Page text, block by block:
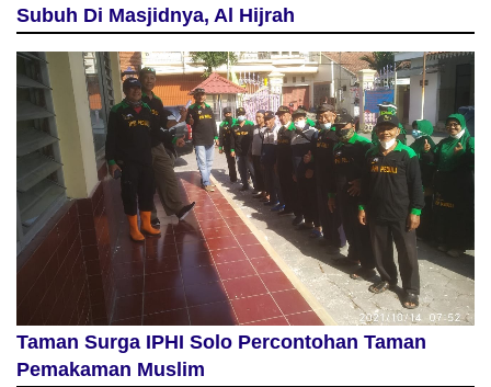
Subuh Di Masjidnya, Al Hijrah
Taman Surga IPHI Solo Percontohan Taman
Pemakaman Muslim